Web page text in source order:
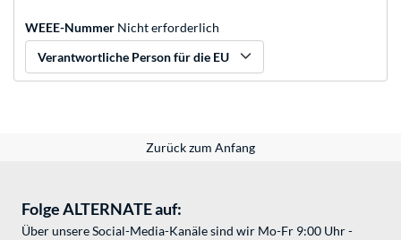
WEEE-Nummer Nicht erforderlich
Verantwortliche Person für die EU
Zurück zum Anfang
Folge ALTERNATE auf:
Über unsere Social-Media-Kanäle sind wir Mo-Fr 9:00 Uhr -